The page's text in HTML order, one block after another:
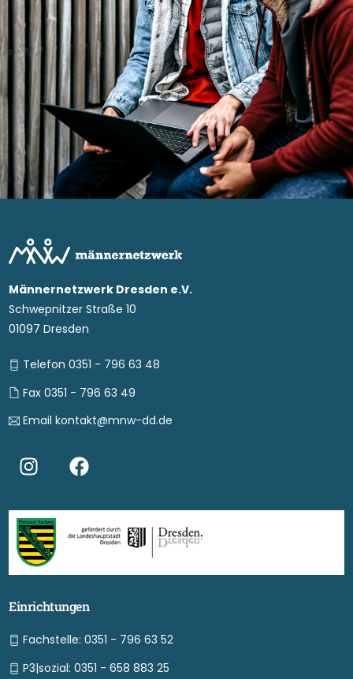
Männernetzwerk Dresden e.V.
Schwepnitzer Straße 10
01097 Dresden
Telefon 0351 - 796 63 48
Fax 0351 - 796 63 49
Email kontakt@mnw-dd.de
Einrichtungen
Fachstelle: 0351 - 796 63 52
P3|sozial: 0351 - 658 883 25